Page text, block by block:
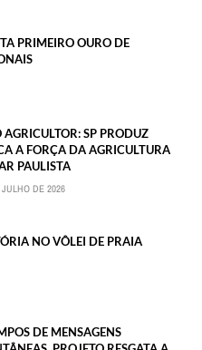
PRIMEIRO OURO DE
SP PRODUZ
A FORÇA DA AGRICULTURA
PAULISTA
DE 2026
NO VÔLEI DE PRAIA
DE MENSAGENS